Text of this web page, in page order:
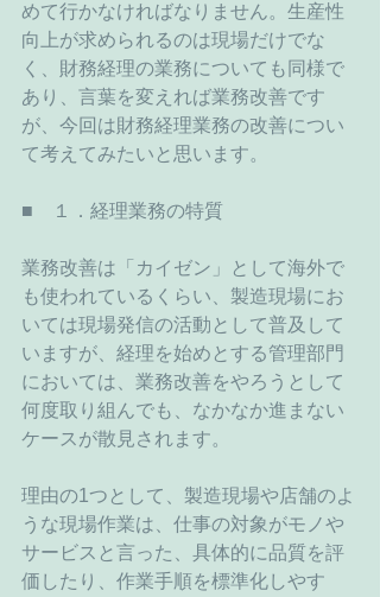
めて行かなければなりません。生産性
向上が求められるのは現場だけでな
く、財務経理の業務についても同様で
あり、言葉を変えれば業務改善です
が、今回は財務経理業務の改善につい
て考えてみたいと思います。
■　１．経理業務の特質
業務改善は「カイゼン」として海外で
も使われているくらい、製造現場にお
いては現場発信の活動として普及して
いますが、経理を始めとする管理部門
においては、業務改善をやろうとして
何度取り組んでも、なかなか進まない
ケースが散見されます。
理由の1つとして、製造現場や店舗のよ
うな現場作業は、仕事の対象がモノや
サービスと言った、具体的に品質を評
価したり、作業手順を標準化しやす